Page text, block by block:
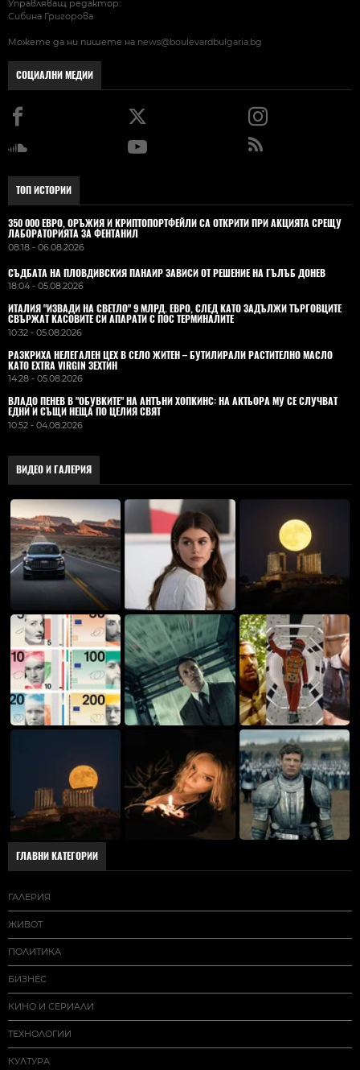
Управляващ редактор:
Сибина Григорова
Можете да ни пишете на news@boulevardbulgaria.bg
СОЦИАЛНИ МЕДИИ
ТОП ИСТОРИИ
350 000 ЕВРО, ОРЪЖИЯ И КРИПТОПОРТФЕЙЛИ СА ОТКРИТИ ПРИ АКЦИЯТА СРЕЩУ
ЛАБОРАТОРИЯТА ЗА ФЕНТАНИЛ
08:18 - 06.08.2026
СЪДБАТА НА ПЛОВДИВСКИЯ ПАНАИР ЗАВИСИ ОТ РЕШЕНИЕ НА ГЪЛЪБ ДОНЕВ
18:04 - 05.08.2026
ИТАЛИЯ "ИЗВАДИ НА СВЕТЛО" 9 МЛРД. ЕВРО, СЛЕД КАТО ЗАДЪЛЖИ ТЪРГОВЦИТЕ
СВЪРЖАТ КАСОВИТЕ СИ АПАРАТИ С ПОС ТЕРМИНАЛИТЕ
10:32 - 05.08.2026
РАЗКРИХА НЕЛЕГАЛЕН ЦЕХ В СЕЛО ЖИТЕН – БУТИЛИРАЛИ РАСТИТЕЛНО МАСЛО
КАТО EXTRA VIRGIN ЗЕХТИН
14:28 - 05.08.2026
ВЛАДO ПЕНЕВ В "ОБУВКИТЕ" НА АНТЪНИ ХОПКИНС: НА АКТЬОРА МУ СЕ СЛУЧВАТ
ЕДНИ И СЪЩИ НЕЩА ПО ЦЕЛИЯ СВЯТ
10:52 - 04.08.2026
ВИДЕО И ГАЛЕРИЯ
ГЛАВНИ КАТЕГОРИИ
ГАЛЕРИЯ
ЖИВОТ
ПОЛИТИКА
БИЗНЕС
КИНО И СЕРИАЛИ
ТЕХНОЛОГИИ
КУЛТУРА